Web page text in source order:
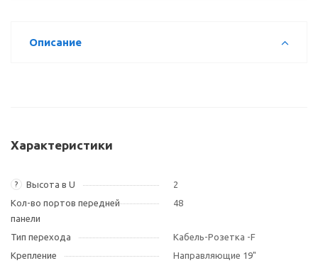
Описание
Характеристики
? Высота в U
2
Кол-во портов передней
панели
48
Тип перехода
Кабель-Розетка -F
Крепление
Направляющие 19"